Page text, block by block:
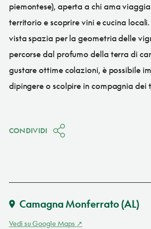
piemontese), aperta a chi ama
territorio e scoprire vini e cucina
vista spazia per la geometria delle
percorse dal profumo della terra di
gustare ottime colazioni, è possibile
dipingere o scolpire in compagnia dei
CONDIVIDI
Camagna Monferrato(AL)
Vedi su Google Maps